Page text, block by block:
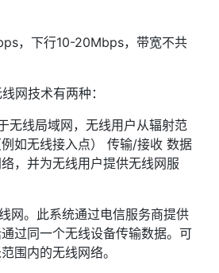
，下行10-20Mbps，带宽不共
网技术有两种：
无线局域网，无线用户从辐射范
如无线接入点） 传输/接收 数据
，并为无线用户提供无线网服
网。此系统通过电信服务商提供
过同一个无线设备传输数据。可
围内的无线网络。